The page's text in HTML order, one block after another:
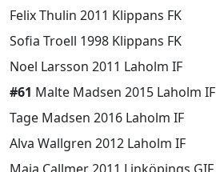
Felix Thulin 2011 Klippans FK
Sofia Troell 1998 Klippans FK
Noel Larsson 2011 Laholm IF
#61 Malte Madsen 2015 Laholm IF
Tage Madsen 2016 Laholm IF
Alva Wallgren 2012 Laholm IF